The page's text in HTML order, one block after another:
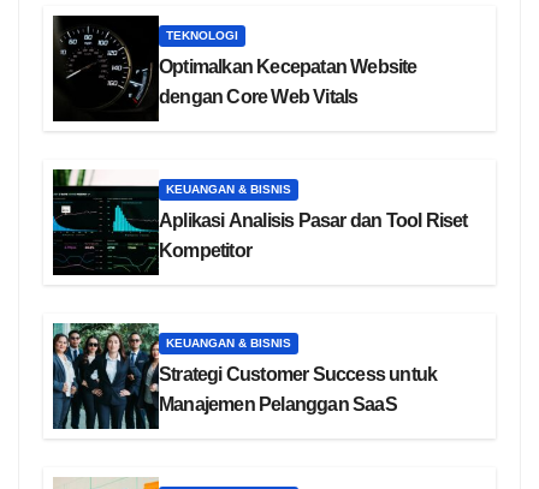
TEKNOLOGI
Optimalkan Kecepatan Website
dengan Core Web Vitals
KEUANGAN & BISNIS
Aplikasi Analisis Pasar dan Tool Riset
Kompetitor
KEUANGAN & BISNIS
Strategi Customer Success untuk
Manajemen Pelanggan SaaS